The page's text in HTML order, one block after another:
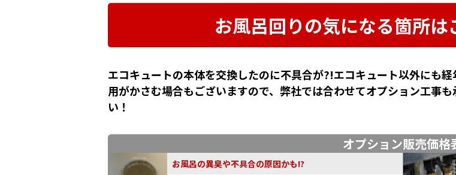
お風呂回りの気になる箇所は
エコキュートの本体を交換したのに不具合が?!エコキュート以外にも
用がかさむ場合もございますので、弊社では合わせてオプション工事
い！
オプション販売価格
お風呂の異臭や不具合の原因かも!?